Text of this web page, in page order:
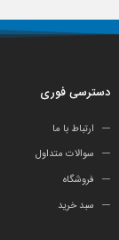
دسترسی فوری
ارتباط با ما
سوالات متداول
فروشگاه
سبد خرید